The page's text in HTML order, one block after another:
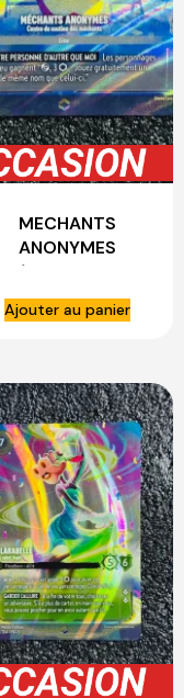
MECHANTS
ANONYMES
204 FR Disney
LORCANA
Ajouter au panier